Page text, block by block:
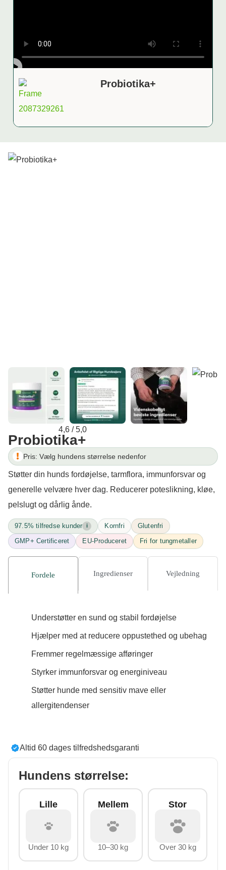
Probiotika+
4,6 / 5,0
Probiotika+
Pris: Vælg hundens størrelse nedenfor
Støtter din hunds fordøjelse, tarmflora, immunforsvar og
generelle velvære hver dag. Reducerer poteslikning, kløe,
pelslugt og dårlig ånde.
97.5% tilfredse kunder i Kornfri Glutenfri
GMP+ Certificeret EU-Produceret Fri for tungmetaller
Fordele Ingredienser Vejledning
Understøtter en sund og stabil fordøjelse
Hjælper med at reducere oppustethed og ubehag
Fremmer regelmæssige afføringer
Styrker immunforsvar og energiniveau
Støtter hunde med sensitiv mave eller
allergitendenser
Altid 60 dages tilfredshedsgaranti
Hundens størrelse:
Lille
Under 10 kg
Mellem
10–30 kg
Stor
Over 30 kg